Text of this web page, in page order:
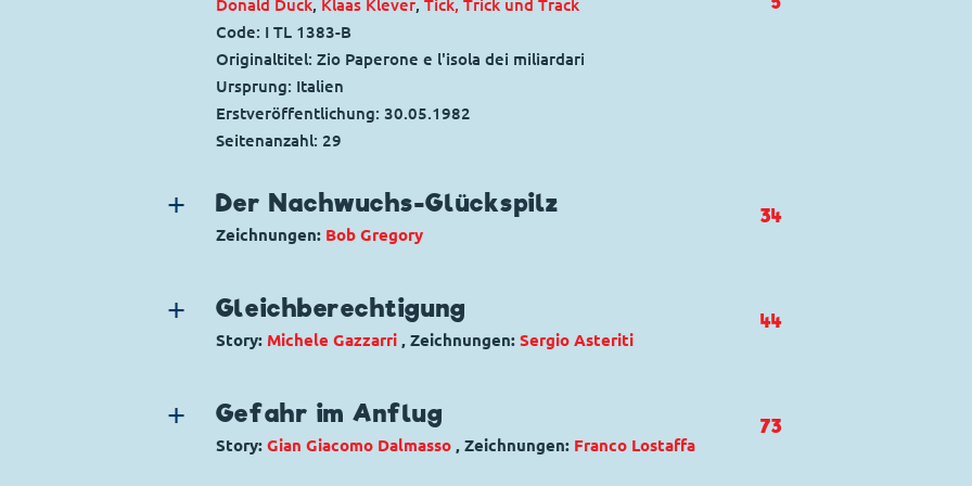
Donald Duck, Klaas Klever, Tick, Trick und Track
Code: I TL 1383-B
Originaltitel: Zio Paperone e l'isola dei miliardari
Ursprung: Italien
Erstveröffentlichung: 30.05.1982
Seitenanzahl: 29
Der Nachwuchs-Glückspilz
Zeichnungen: Bob Gregory
Charaktere: Fähnlein Fieselschweif
Tick, Trick und Track
Code: W JW 69-01
Ursprung: U.S.-Comichefte
Erstveröffentlichung:
01.08.1981
34
Gleichberechtigung
Story: Michele Gazzarri, Zeichnungen: Sergio Asteriti
Charaktere: Goofy ,Klarabella Kuh
Code: I TL 1070-B
44
Gefahr im Anflug
Story: Gian Giacomo Dalmasso, Zeichnungen: Franco Lostaffa
73